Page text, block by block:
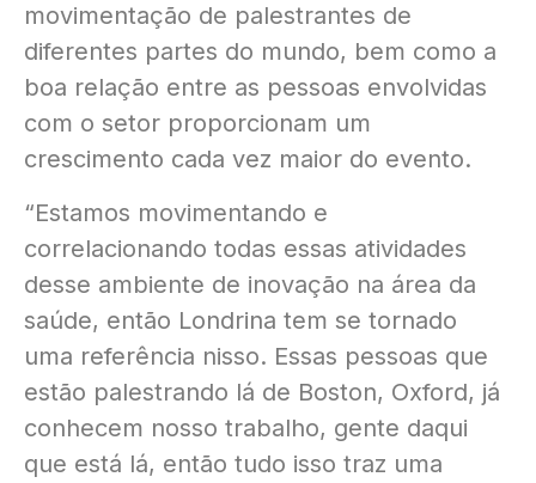
movimentação de palestrantes de
diferentes partes do mundo, bem como a
boa relação entre as pessoas envolvidas
com o setor proporcionam um
crescimento cada vez maior do evento.
“Estamos movimentando e
correlacionando todas essas atividades
desse ambiente de inovação na área da
saúde, então Londrina tem se tornado
uma referência nisso. Essas pessoas que
estão palestrando lá de Boston, Oxford, já
conhecem nosso trabalho, gente daqui
que está lá, então tudo isso traz uma